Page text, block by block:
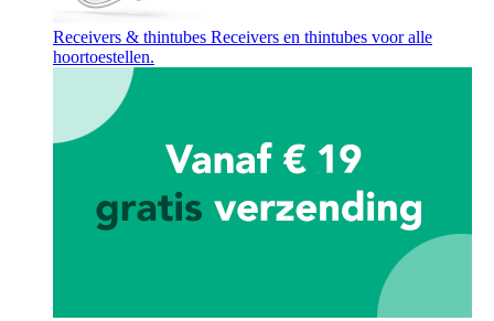
Receivers & thintubes Receivers en thintubes voor alle
hoortoestellen.